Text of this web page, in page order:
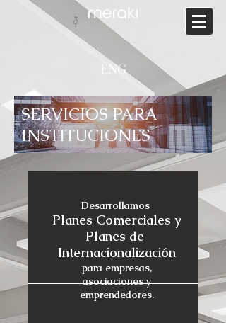
ENG
SERVICIOS PARA
INSTITUCIONES
Desarrollamos
Planes Comerciales y
Planes de
Internacionalización
para empresas,
asociaciones y
emprendedores.